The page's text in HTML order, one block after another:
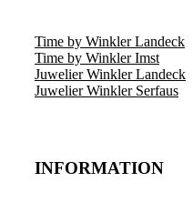
Time by Winkler Landeck
Time by Winkler Imst
Juwelier Winkler Landeck
Juwelier Winkler Serfaus
INFORMATION